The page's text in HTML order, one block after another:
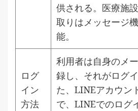
供される。医療施
取りはメッセージ
能。
ログ
イン
方法
利用者は自身のメ
録し、それがログ
た、LINEアカウン
で、LINEでのログ